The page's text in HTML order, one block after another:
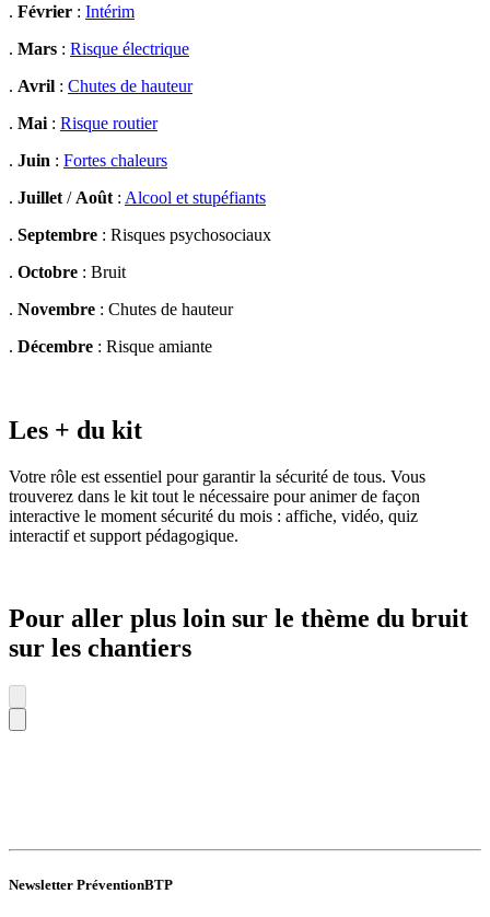
. Février : Intérim
. Mars : Risque électrique
. Avril : Chutes de hauteur
. Mai : Risque routier
. Juin : Fortes chaleurs
. Juillet / Août : Alcool et stupéfiants
. Septembre : Risques psychosociaux
. Octobre : Bruit
. Novembre : Chutes de hauteur
. Décembre : Risque amiante
Les + du kit
Votre rôle est essentiel pour garantir la sécurité de tous. Vous
trouverez dans le kit tout le nécessaire pour animer de façon
interactive le moment sécurité du mois : affiche, vidéo, quiz
interactif et support pédagogique.
Pour aller plus loin sur le thème du bruit
sur les chantiers
Newsletter PréventionBTP